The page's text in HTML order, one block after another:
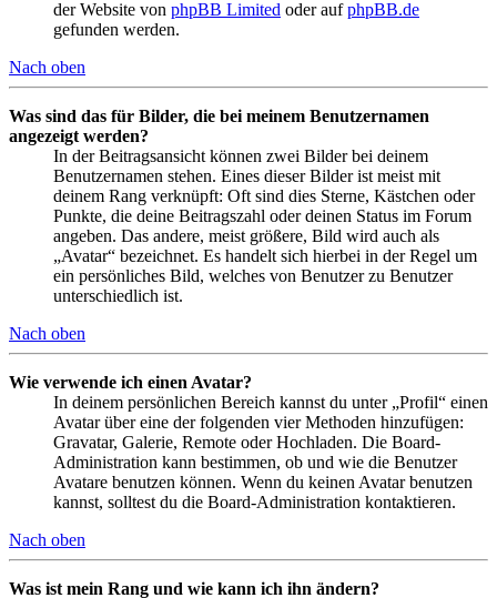
der Website von phpBB Limited oder aufphpBB.de
gefunden werden.
Nach oben
Was sind das für Bilder, die bei meinem Benutzernamen
angezeigt werden?
In der Beitragsansicht können zwei Bilder bei deinem
Benutzernamen stehen. Eines dieser Bilder ist meist mit
deinem Rang verknüpft: Oft sind dies Sterne, Kästchen oder
Punkte, die deine Beitragszahl oder deinen Status im Forum
angeben. Das andere, meist größere, Bild wird auch als
„Avatar“ bezeichnet. Es handelt sich hierbei in der Regel um
ein persönliches Bild, welches von Benutzer zu Benutzer
unterschiedlich ist.
Nach oben
Wie verwende ich einen Avatar?
In deinem persönlichen Bereich kannst du unter „Profil“ einen
Avatar über eine der folgenden vier Methoden hinzufügen:
Gravatar, Galerie, Remote oder Hochladen. Die Board-
Administration kann bestimmen, ob und wie die Benutzer
Avatare benutzen können. Wenn du keinen Avatar benutzen
kannst, solltest du die Board-Administration kontaktieren.
Nach oben
Was ist mein Rang und wie kann ich ihn ändern?